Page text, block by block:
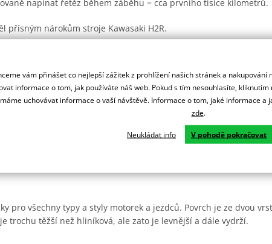
napínat řetěz během záběhu = cca prvního tisíce kilometrů.
přísným nárokům stroje Kawasaki H2R.
na celém světě od MotoGP, MXGP, přes Rallye Dakar, AMA,
provedení.
rozety od Supersprox zesílené zuby pro delší životnost a jsou
pro offroady.
pro všechny typy a styly motorek a jezdců. Povrch je ze dvou
trochu těžší než hliníková, ale zato je levnější a dále vydrží.
vám přinášet co nejlepší zážitek z prohlížení našich stránek a
informace o tom, jak používáte náš web. Pokud s tím nesouhlasíte,
uchovávat informace o vaší návštěvě. Informace o tom, jaké informace a
zde.
Neukládat info V pohodě pokračovat